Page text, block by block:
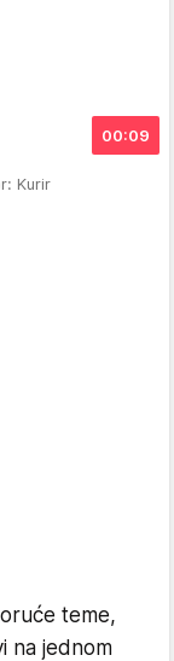
00:09
Kurir
teme,
na jednom